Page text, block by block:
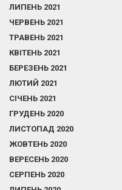
ЛИПЕНЬ 2021
ЧЕРВЕНЬ 2021
ТРАВЕНЬ 2021
КВІТЕНЬ 2021
БЕРЕЗЕНЬ 2021
ЛЮТИЙ 2021
СІЧЕНЬ 2021
ГРУДЕНЬ 2020
ЛИСТОПАД 2020
ЖОВТЕНЬ 2020
ВЕРЕСЕНЬ 2020
СЕРПЕНЬ 2020